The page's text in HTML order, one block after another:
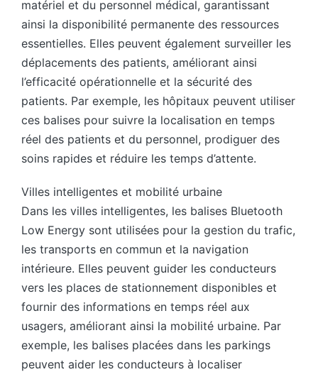
matériel et du personnel médical, garantissant
ainsi la disponibilité permanente des ressources
essentielles. Elles peuvent également surveiller les
déplacements des patients, améliorant ainsi
l’efficacité opérationnelle et la sécurité des
patients. Par exemple, les hôpitaux peuvent utiliser
ces balises pour suivre la localisation en temps
réel des patients et du personnel, prodiguer des
soins rapides et réduire les temps d’attente.
Villes intelligentes et mobilité urbaine
Dans les villes intelligentes, les balises Bluetooth
Low Energy sont utilisées pour la gestion du trafic,
les transports en commun et la navigation
intérieure. Elles peuvent guider les conducteurs
vers les places de stationnement disponibles et
fournir des informations en temps réel aux
usagers, améliorant ainsi la mobilité urbaine. Par
exemple, les balises placées dans les parkings
peuvent aider les conducteurs à localiser